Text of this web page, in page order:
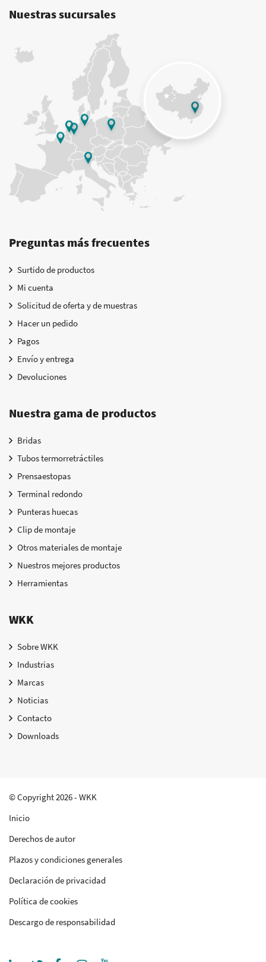
Nuestras sucursales
Preguntas más frecuentes
Surtido de productos
Mi cuenta
Solicitud de oferta y de muestras
Hacer un pedido
Pagos
Envío y entrega
Devoluciones
Nuestra gama de productos
Bridas
Tubos termorretráctiles
Prensaestopas
Terminal redondo
Punteras huecas
Clip de montaje
Otros materiales de montaje
Nuestros mejores productos
Herramientas
WKK
Sobre WKK
Industrias
Marcas
Noticias
Contacto
Downloads
© Copyright 2026 - WKK
Inicio
Derechos de autor
Plazos y condiciones generales
Declaración de privacidad
Política de cookies
Descargo de responsabilidad